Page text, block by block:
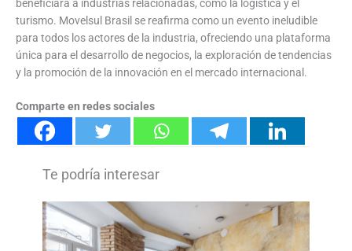
beneficiará a industrias relacionadas, como la logística y el
turismo. Movelsul Brasil se reafirma como un evento ineludible
para todos los actores de la industria, ofreciendo una plataforma
única para el desarrollo de negocios, la exploración de tendencias
y la promoción de la innovación en el mercado internacional.
Comparte en redes sociales